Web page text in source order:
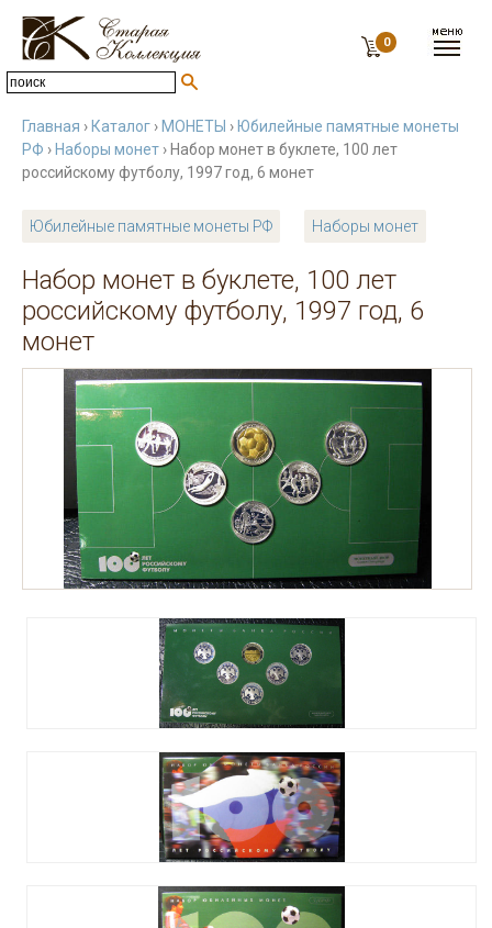
0
Главная › Каталог › МОНЕТЫ › Юбилейные памятные монеты
РФ › Наборы монет › Набор монет в буклете, 100 лет
российскому футболу, 1997 год, 6 монет
Юбилейные памятные монеты РФ Наборы монет
Набор монет в буклете, 100 лет
российскому футболу, 1997 год, 6
монет